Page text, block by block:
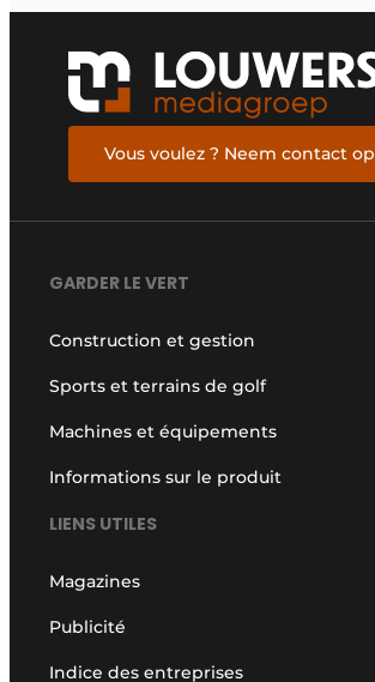
Vous voulez ? Neem contact op
GARDER LE VERT
Construction et gestion
Sports et terrains de golf
Machines et équipements
Informations sur le produit
LIENS UTILES
Magazines
Publicité
Indice des entreprises